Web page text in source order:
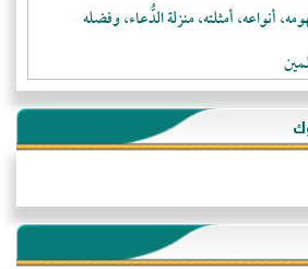
أنواعه، أمثلته، منزلة الدُّعاء، وفضله
الكرام رضي الله عنهم